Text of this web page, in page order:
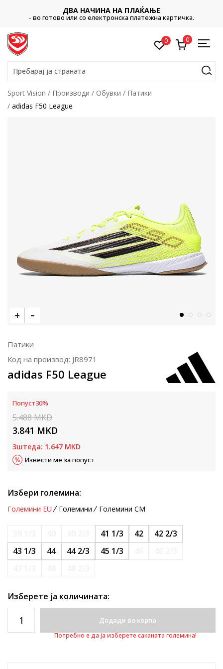
ДВА НАЧИНА НА ПЛАЌАЊЕ
- во готово или со електронска платежна картичка.
0 0
Пребарај ја страната
Sport Vision Производи Обувки
Патики
adidas F50 League
Патики
Код на производ: JR8971
adidas F50 League
Попуст30%
5.488MKD
3.841 MKD
Зштеда: 1.647 MKD
Извести ме за попуст
Избери големина:
Големини EU Големини Големини CM
41 1/3 42
42 2/3
43 1/3
44 44 2/3 45 1/3
Изберете ја количината:
Додади во корпа
Потребно е да ја изберете саканата големина!